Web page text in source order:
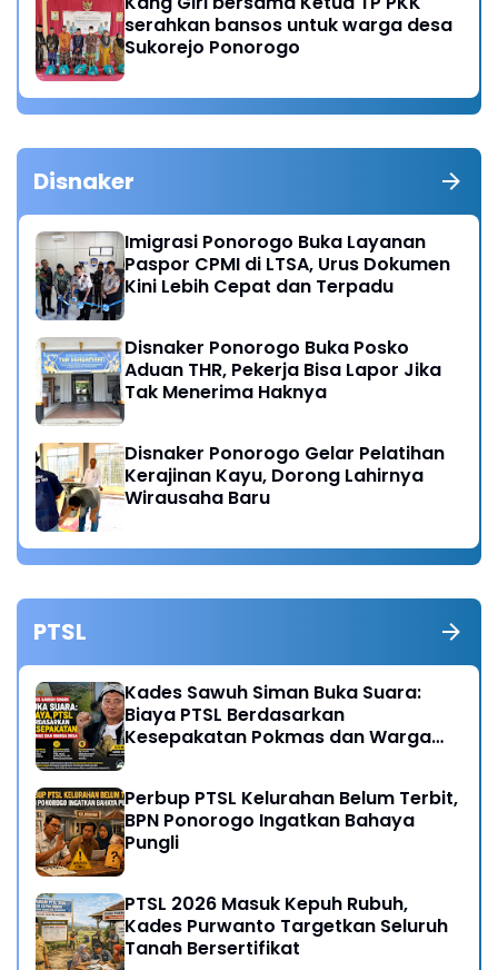
serahkan bansos untuk warga desa
Sukorejo Ponorogo
Disnaker
Imigrasi Ponorogo Buka Layanan
Paspor CPMI di LTSA, Urus Dokumen
Kini Lebih Cepat dan Terpadu
Disnaker Ponorogo Buka Posko
Aduan THR, Pekerja Bisa Lapor Jika
Tak Menerima Haknya
Disnaker Ponorogo Gelar Pelatihan
Kerajinan Kayu, Dorong Lahirnya
Wirausaha Baru
PTSL
Kades Sawuh Siman Buka Suara:
Biaya PTSL Berdasarkan
Kesepakatan Pokmas dan Warga
Perbup PTSL Kelurahan Belum Terbit,
BPN Ponorogo Ingatkan Bahaya
Pungli
PTSL 2026 Masuk Kepuh Rubuh,
Kades Purwanto Targetkan Seluruh
Tanah Bersertifikat